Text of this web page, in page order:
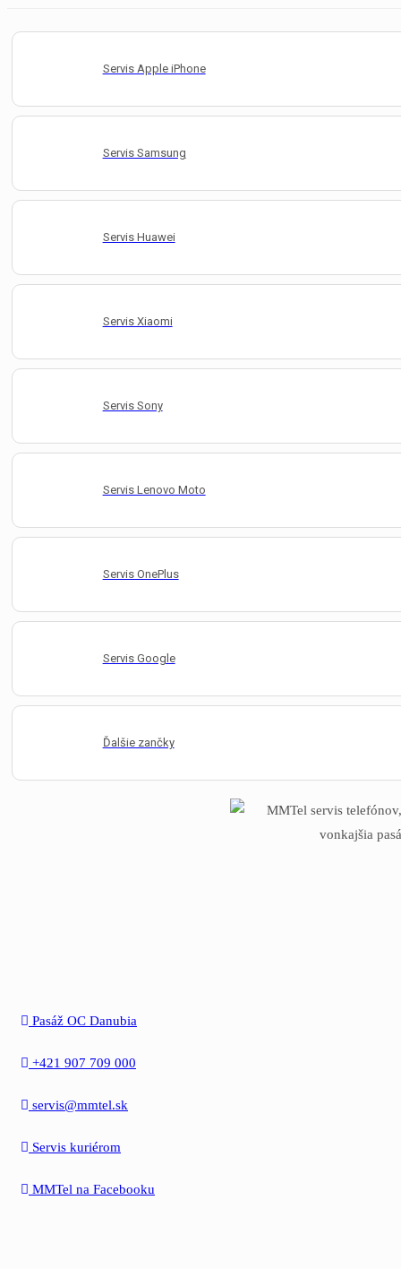
Servis Apple iPhone
Servis Samsung
Servis Huawei
Servis Xiaomi
Servis Sony
Servis Lenovo Moto
Servis OnePlus
Servis Google
Ďalšie zančky
Pasáž OC Danubia
+421 907 709 000
servis@mmtel.sk
Servis kuriérom
MMTel na Facebooku